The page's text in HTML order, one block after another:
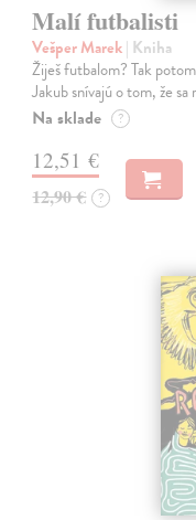
Malí futbalisti
Vešper Marek| Kniha
Žiješ futbalom? Tak
Jakub snívajú o tom, že
Na sklade ?
12,51 €
12,90 € ?